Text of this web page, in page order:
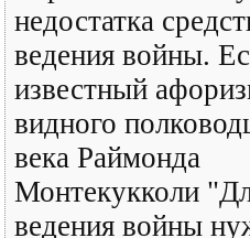
недостатка
ведения войны.
известный
видного
века Раймонда
Монтекукколи
ведения войны